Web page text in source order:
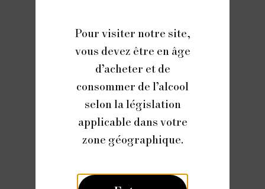
Pour visiter notre site,
vous devez être en âge
d’acheter et de
consommer de l’alcool
selon la législation
applicable dans votre
zone géographique.